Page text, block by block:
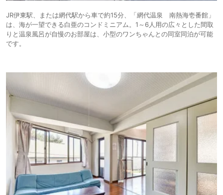
JR伊東駅、または網代駅から車で約15分、「網代温泉 南熱海壱番館」
は、海が一望できる白亜のコンドミニアム。1～6人用の広々とした間取
りと温泉風呂が自慢のお部屋は、小型のワンちゃんとの同室同泊が可能
です。